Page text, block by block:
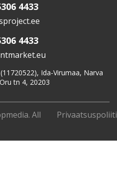
4433
4433
(11720522), Ida-Virumaa, Narva
tn 4, 20203
All